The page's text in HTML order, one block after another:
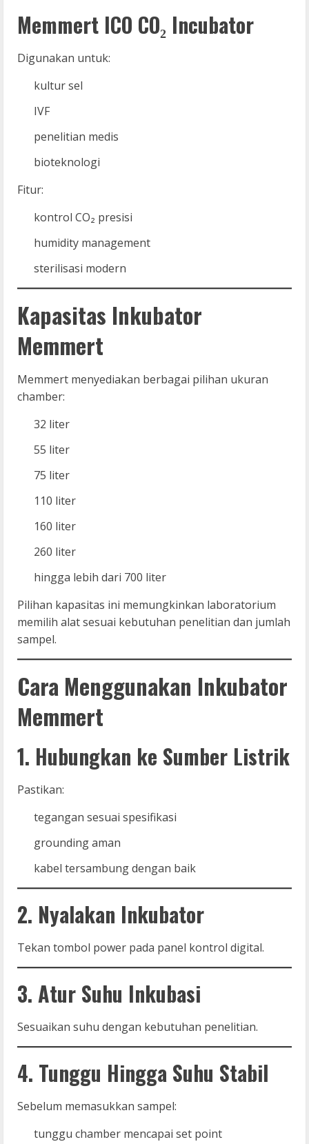
Memmert ICO CO₂ Incubator
Digunakan untuk:
kultur sel
IVF
penelitian medis
bioteknologi
Fitur:
kontrol CO₂ presisi
humidity management
sterilisasi modern
Kapasitas Inkubator
Memmert
Memmert menyediakan berbagai pilihan ukuran
chamber:
32 liter
55 liter
75 liter
110 liter
160 liter
260 liter
hingga lebih dari 700 liter
Pilihan kapasitas ini memungkinkan laboratorium
memilih alat sesuai kebutuhan penelitian dan jumlah
sampel.
Cara Menggunakan Inkubator
Memmert
1. Hubungkan ke Sumber Listrik
Pastikan:
tegangan sesuai spesifikasi
grounding aman
kabel tersambung dengan baik
2. Nyalakan Inkubator
Tekan tombol power pada panel kontrol digital.
3. Atur Suhu Inkubasi
Sesuaikan suhu dengan kebutuhan penelitian.
4. Tunggu Hingga Suhu Stabil
Sebelum memasukkan sampel:
tunggu chamber mencapai set point